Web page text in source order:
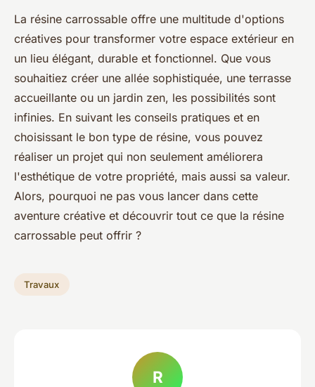
La résine carrossable offre une multitude d'options
créatives pour transformer votre espace extérieur en
un lieu élégant, durable et fonctionnel. Que vous
souhaitiez créer une allée sophistiquée, une terrasse
accueillante ou un jardin zen, les possibilités sont
infinies. En suivant les conseils pratiques et en
choisissant le bon type de résine, vous pouvez
réaliser un projet qui non seulement améliorera
l'esthétique de votre propriété, mais aussi sa valeur.
Alors, pourquoi ne pas vous lancer dans cette
aventure créative et découvrir tout ce que la résine
carrossable peut offrir ?
Travaux
R